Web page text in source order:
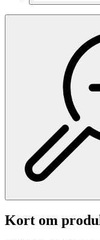
Kort om